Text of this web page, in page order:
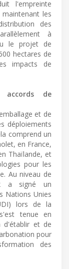
l'empreinte
les
des
à
le projet de
hectares de
impacts de
accords de
et de
déploiements
comprend un
en France,
Thaïlande, et
pour les
Au niveau de
a signé un
Nations Unies
lors de la
tenue en
d'établir et de
pour
des